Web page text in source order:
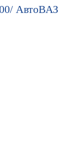
АвтоВАЗ